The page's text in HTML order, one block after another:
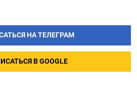
НА ТЕЛЕГРАМ
В GOOGLE